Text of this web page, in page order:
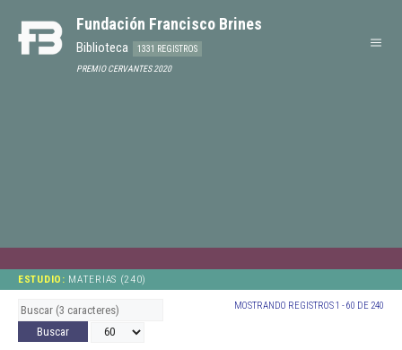
Fundación Francisco Brines
Biblioteca
1331 REGISTROS
PREMIO CERVANTES 2020
ESTUDIO: MATERIAS (240)
MOSTRANDO REGISTROS 1 - 60 DE 240